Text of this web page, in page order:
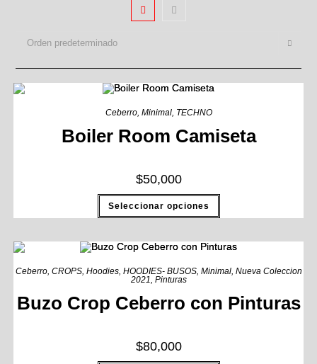
Orden predeterminado
Ceberro, Minimal, TECHNO
Boiler Room Camiseta
$50,000
Seleccionar opciones
Ceberro, CROPS, Hoodies, HOODIES- BUSOS, Minimal, Nueva Coleccion
2021, Pinturas
Buzo Crop Ceberro con Pinturas
$80,000